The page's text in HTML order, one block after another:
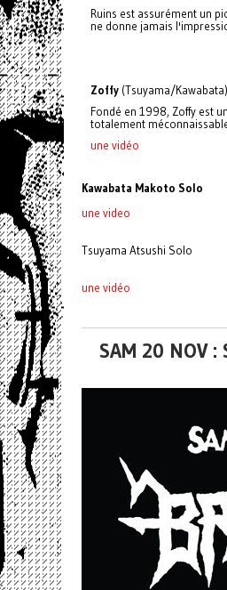
Ruins est assurément un
ne donne jamais
Zoffy (Tsuyama/Kawabata)
Fondé en 1998, Zoffy est
totalement
une vidéo
Kawabata Makoto Solo
une video
Tsuyama Atsushi Solo
une vidéo
SAM 20 NOV :